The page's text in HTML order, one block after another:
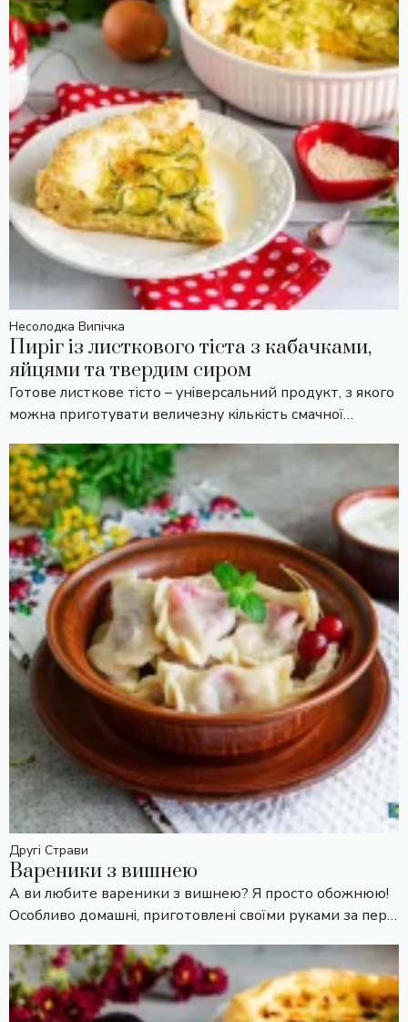
Несолодка Випічка
Пиріг із листкового тіста з кабачками,
яйцями та твердим сиром
Готове листкове тісто – універсальний продукт, з якого
можна приготувати величезну кількість смачної…
Другі Страви
Вареники з вишнею
А ви любите вареники з вишнею? Я просто обожнюю!
Особливо домашні, приготовлені своїми руками за пер…